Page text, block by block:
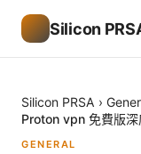
Silicon
Silicon PRSA ›
Proton vpn 免費版深
GENERAL